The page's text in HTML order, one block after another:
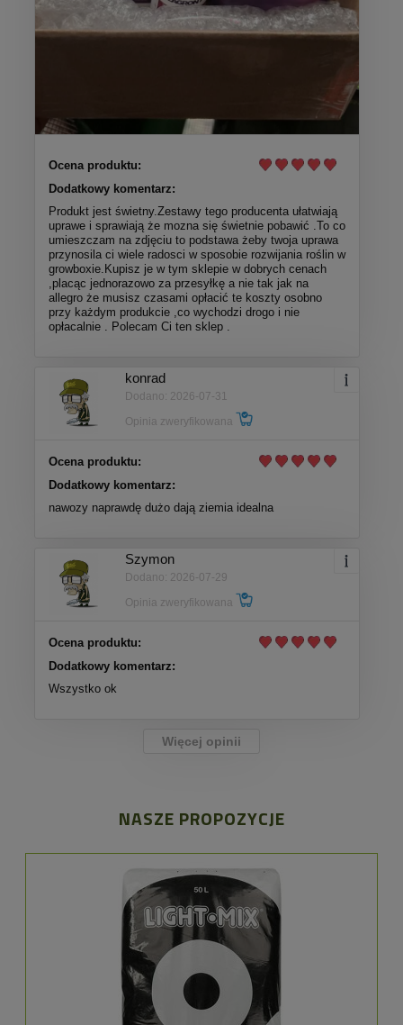
Ocena produktu:
Dodatkowy komentarz:
Produkt jest świetny.Zestawy tego producenta ułatwiają
uprawe i sprawiają że mozna się świetnie pobawić .To co
umieszczam na zdjęciu to podstawa żeby twoja uprawa
przynosila ci wiele radosci w sposobie rozwijania roślin w
growboxie.Kupisz je w tym sklepie w dobrych cenach
,placąc jednorazowo za przesyłkę a nie tak jak na
allegro że musisz czasami opłacić te koszty osobno
przy każdym produkcie ,co wychodzi drogo i nie
opłacalnie . Polecam Ci ten sklep .
konrad
Dodano: 2026-07-31
Opinia zweryfikowana
Ocena produktu:
Dodatkowy komentarz:
nawozy naprawdę dużo dają ziemia idealna
Szymon
Dodano: 2026-07-29
Opinia zweryfikowana
Ocena produktu:
Dodatkowy komentarz:
Wszystko ok
Więcej opinii
NASZE PROPOZYCJE